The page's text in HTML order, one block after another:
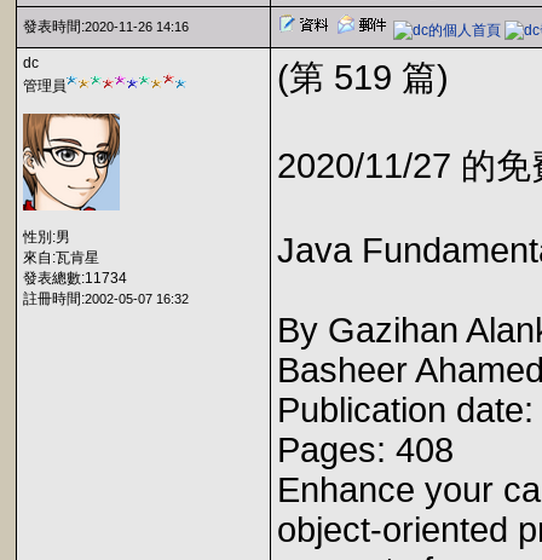
發表時間:2020-11-26 14:16
dc
管理員
性別:男
來自:瓦肯星
發表總數:11734
註冊時間:2002-05-07 16:32
(第 519 篇)
2020/11/27 的
Java
By Gazihan
Basheer
Publication
Pages: 408
Enhance your
object-oriented